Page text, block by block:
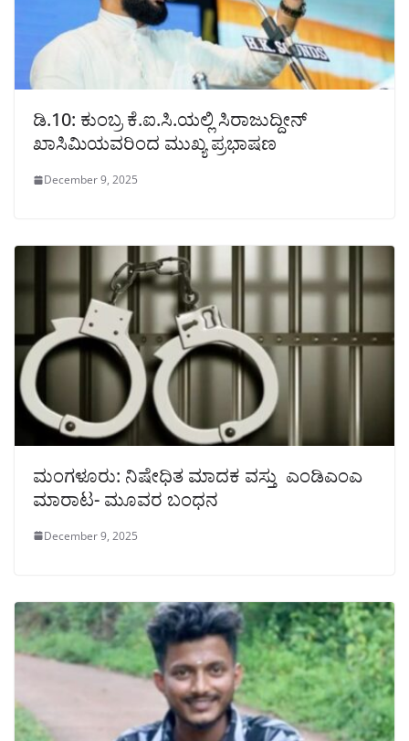
ಡಿ.10: ಕುಂಬ್ರ ಕೆ.ಐ.ಸಿ.ಯಲ್ಲಿ ಸಿರಾಜುದ್ದೀನ್
ಖಾಸಿಮಿಯವರಿಂದ ಮುಖ್ಯ ಪ್ರಭಾಷಣ
December 9, 2025
ಮಂಗಳೂರು: ನಿಷೇಧಿತ ಮಾದಕ ವಸ್ತು ಎಂಡಿಎಂಎ
ಮಾರಾಟ- ಮೂವರ ಬಂಧನ
December 9, 2025